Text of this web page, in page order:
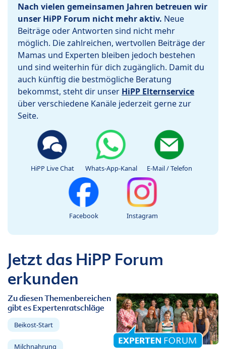
Nach vielen gemeinsamen Jahren betreuen wir
unser HiPP Forum nicht mehr aktiv. Neue
Beiträge oder Antworten sind nicht mehr
möglich. Die zahlreichen, wertvollen Beiträge der
Mamas und Experten bleiben jedoch bestehen
und sind weiterhin für dich zugänglich. Damit du
auch künftig die bestmögliche Beratung
bekommst, steht dir unser HiPP Elternservice
über verschiedene Kanäle jederzeit gerne zur
Seite.
HiPP Live Chat Whats-App-Kanal E-Mail / Telefon
Facebook Instagram
Jetzt das HiPP Forum
erkunden
Zu diesen Themenbereichen
gibt es Expertenratschläge
Beikost-Start
Milchnahrung